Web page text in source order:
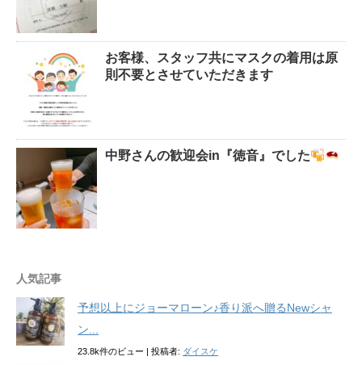
お客様、スタッフ共にマスクの着用は原
則不要とさせていただきます
中野さんの歓迎会in『徳音』でした
人気記事
予想以上にジョーマローン♪香り派へ贈るNewシャ
ン...
23.8k件のビュー | 投稿者: ダイスケ